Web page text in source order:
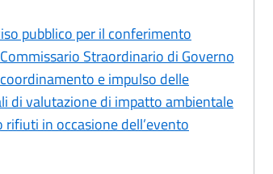
pubblico per il conferimento
Straordinario di Governo
e impulso delle
di valutazione di impatto ambientale
in occasione dell’evento